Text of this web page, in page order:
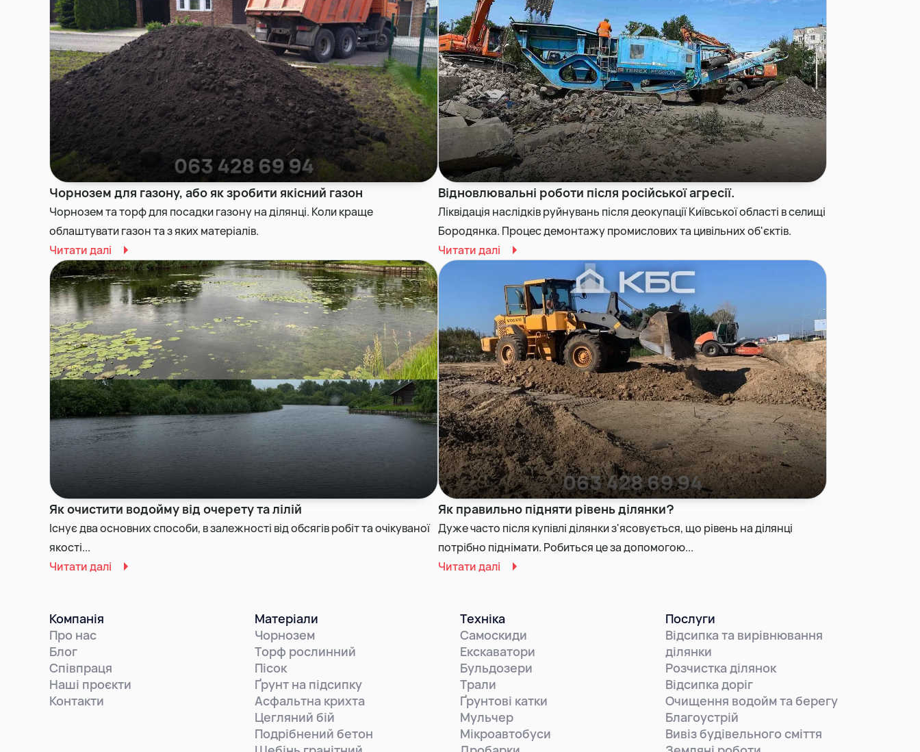
Чорнозем для газону, або як зробити якісний газон
Чорнозем та торф для посадки газону на ділянці. Коли краще
облаштувати газон та з яких матеріалів.
Читати далі
Відновлювальні роботи після російської агресії.
Ліквідація наслідків руйнувань після деокупації Київської області в селищі
Бородянка. Процес демонтажу промислових та цивільних об'єктів.
Читати далі
Як очистити водойму від очерету та лілій
Існує два основних способи, в залежності від обсягів робіт та очікуваної
якості...
Читати далі
Як правильно підняти рівень ділянки?
Дуже часто після купівлі ділянки з'ясовується, що рівень на ділянці
потрібно піднімати. Робиться це за допомогою...
Читати далі
Компанія
Про нас
Блог
Співпраця
Наші проєкти
Контакти
Матеріали
Чорнозем
Торф рослинний
Пісок
Ґрунт на підсипку
Асфальтна крихта
Цегляний бій
Подрібнений бетон
Техніка
Самоскиди
Екскаватори
Бульдозери
Трали
Ґрунтові катки
Мульчер
Мікроавтобуси
Послуги
Відсипка та вирівнювання
ділянки
Розчистка ділянок
Відсипка доріг
Очищення водойм та берегу
Благоустрій
Вивіз будівельного сміття